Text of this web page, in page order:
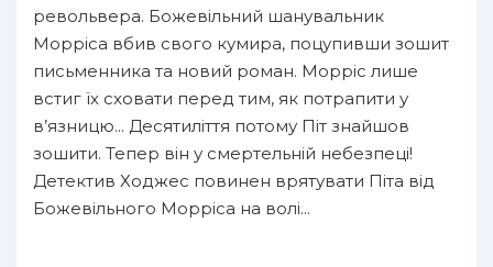
револьвера. Божевільний шанувальник
Морріса вбив свого кумира, поцупивши зошит
письменника та новий роман. Морріс лише
встиг їх сховати перед тим, як потрапити у
в’язницю... Десятиліття потому Піт знайшов
зошити. Тепер він у смертельній небезпеці!
Детектив Ходжес повинен врятувати Піта від
Божевільного Морріса на волі...